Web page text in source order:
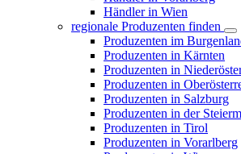
Händler in Wien
regionale Produzenten finden
Produzenten im
Produzenten in Kärnten
Produzenten in
Produzenten in
Produzenten in Salzburg
Produzenten in der
Produzenten in Tirol
Produzenten in Vorarlberg